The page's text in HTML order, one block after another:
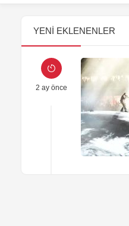
YENI EKLENENLER
2 ay önce